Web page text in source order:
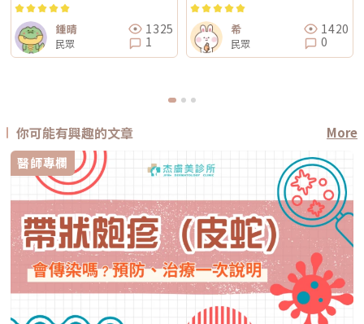
鍾晴
民眾
1325
1
希
民眾
1420
0
你可能有興趣的文章
More
醫師專欄